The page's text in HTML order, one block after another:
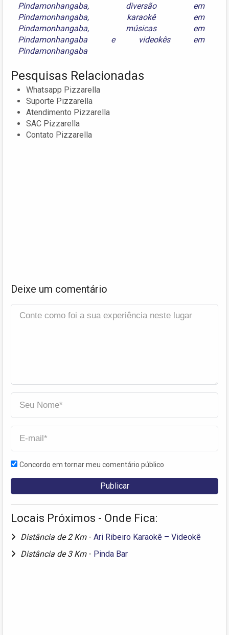
Pindamonhangaba, diversão em
Pindamonhangaba, karaokê em
Pindamonhangaba, músicas em
Pindamonhangaba e
videokês em
Pindamonhangaba
Pesquisas Relacionadas
Whatsapp Pizzarella
Suporte Pizzarella
Atendimento Pizzarella
SAC Pizzarella
Contato Pizzarella
Deixe um comentário
Concordo em tornar meu comentário público
Locais Próximos - Onde Fica:
Distância de 2 Km - Ari Ribeiro Karaokê – Videokê
Distância de 3 Km - Pinda Bar